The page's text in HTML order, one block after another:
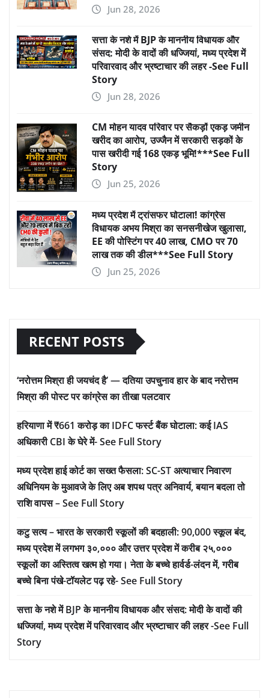
Jun 28, 2026
सत्ता के नशे में BJP के माननीय विधायक और
संसद: मोदी के वादों की धज्जियां, मध्य प्रदेश में
परिवारवाद और भ्रष्टाचार की लहर -See Full
Story
Jun 28, 2026
CM मोहन यादव परिवार पर सैकड़ों एकड़ जमीन
खरीद का आरोप, उज्जैन में सरकारी सड़कों के
पास खरीदी गई 168 एकड़ भूमि!***See Full
Story
Jun 25, 2026
मध्य प्रदेश में ट्रांसफर घोटाला! कांग्रेस
विधायक अभय मिश्रा का सनसनीखेज खुलासा,
EE की पोस्टिंग पर 40 लाख, CMO पर 70
लाख तक की डील***See Full Story
Jun 25, 2026
RECENT POSTS
‘नरोत्तम मिश्रा ही जयचंद है’ — दतिया उपचुनाव हार के बाद नरोत्तम
मिश्रा की पोस्ट पर कांग्रेस का तीखा पलटवार
हरियाणा में ₹661 करोड़ का IDFC फर्स्ट बैंक घोटाला: कई IAS
अधिकारी CBI के घेरे में- See Full Story
मध्य प्रदेश हाई कोर्ट का सख्त फैसला: SC-ST अत्याचार निवारण
अधिनियम के मुआवजे के लिए अब शपथ पत्र अनिवार्य, बयान बदला तो
राशि वापस – See Full Story
कटु सत्य – भारत के सरकारी स्कूलों की बदहाली: 90,000 स्कूल बंद,
मध्य प्रदेश में लगभग ३०,००० और उत्तर प्रदेश में करीब २५,०००
स्कूलों का अस्तित्व खत्म हो गया। नेता के बच्चे हार्वर्ड-लंदन में, गरीब
बच्चे बिना पंखे-टॉयलेट पढ़ रहे- See Full Story
सत्ता के नशे में BJP के माननीय विधायक और संसद: मोदी के वादों की
धज्जियां, मध्य प्रदेश में परिवारवाद और भ्रष्टाचार की लहर -See Full
Story